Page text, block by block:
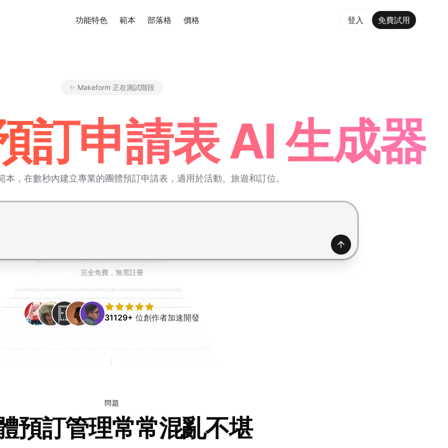
功能特色 範本 部落格 價格 登入 免費試用
✨ Makeform 正在測試階段
訂申請表 AI 生成器
本，在數秒內建立專業的團體預訂申請表，適用於活動、旅遊和訂位。
產生
完全免費，無需註冊
31129+ 位創作者加速開發
問題
預訂管理常常混亂不堪